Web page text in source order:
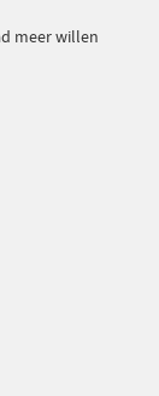
meer willen